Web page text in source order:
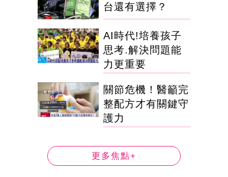
台還有選擇？
AI時代!培養孩子
思考.解決問題能
力更重要
關節危機！醫籲完
整配方才有關鍵守
護力
更多焦點+